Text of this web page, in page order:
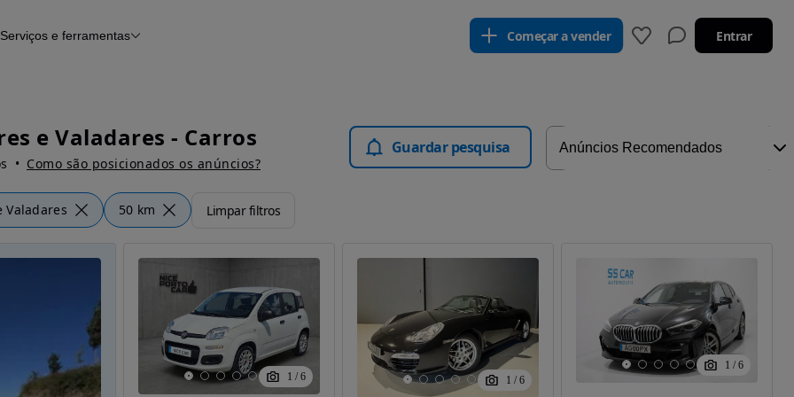
Serviços e ferramentas Começar a vender Entrar
e Valadares - Carros
Como são posicionados os anúncios?
Guardar pesquisa
Valadares 50 km Limpar filtros
1 / 6 1 / 6
1 / 6